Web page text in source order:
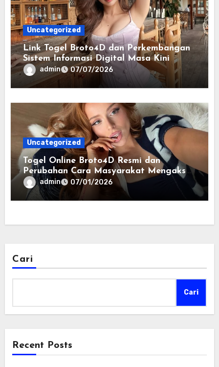
Uncategorized
Link Togel Broto4D dan Perkembangan
Sistem Informasi Digital Masa Kini
admin 07/07/2026
Uncategorized
Togel Online Broto4D Resmi dan
Perubahan Cara Masyarakat Mengakses
Informasi Berbasis Data
admin 07/01/2026
Cari
Cari
Recent Posts